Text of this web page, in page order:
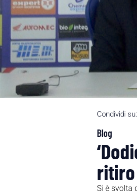
Condividi su:
Blog
ritiro
Si è svolta